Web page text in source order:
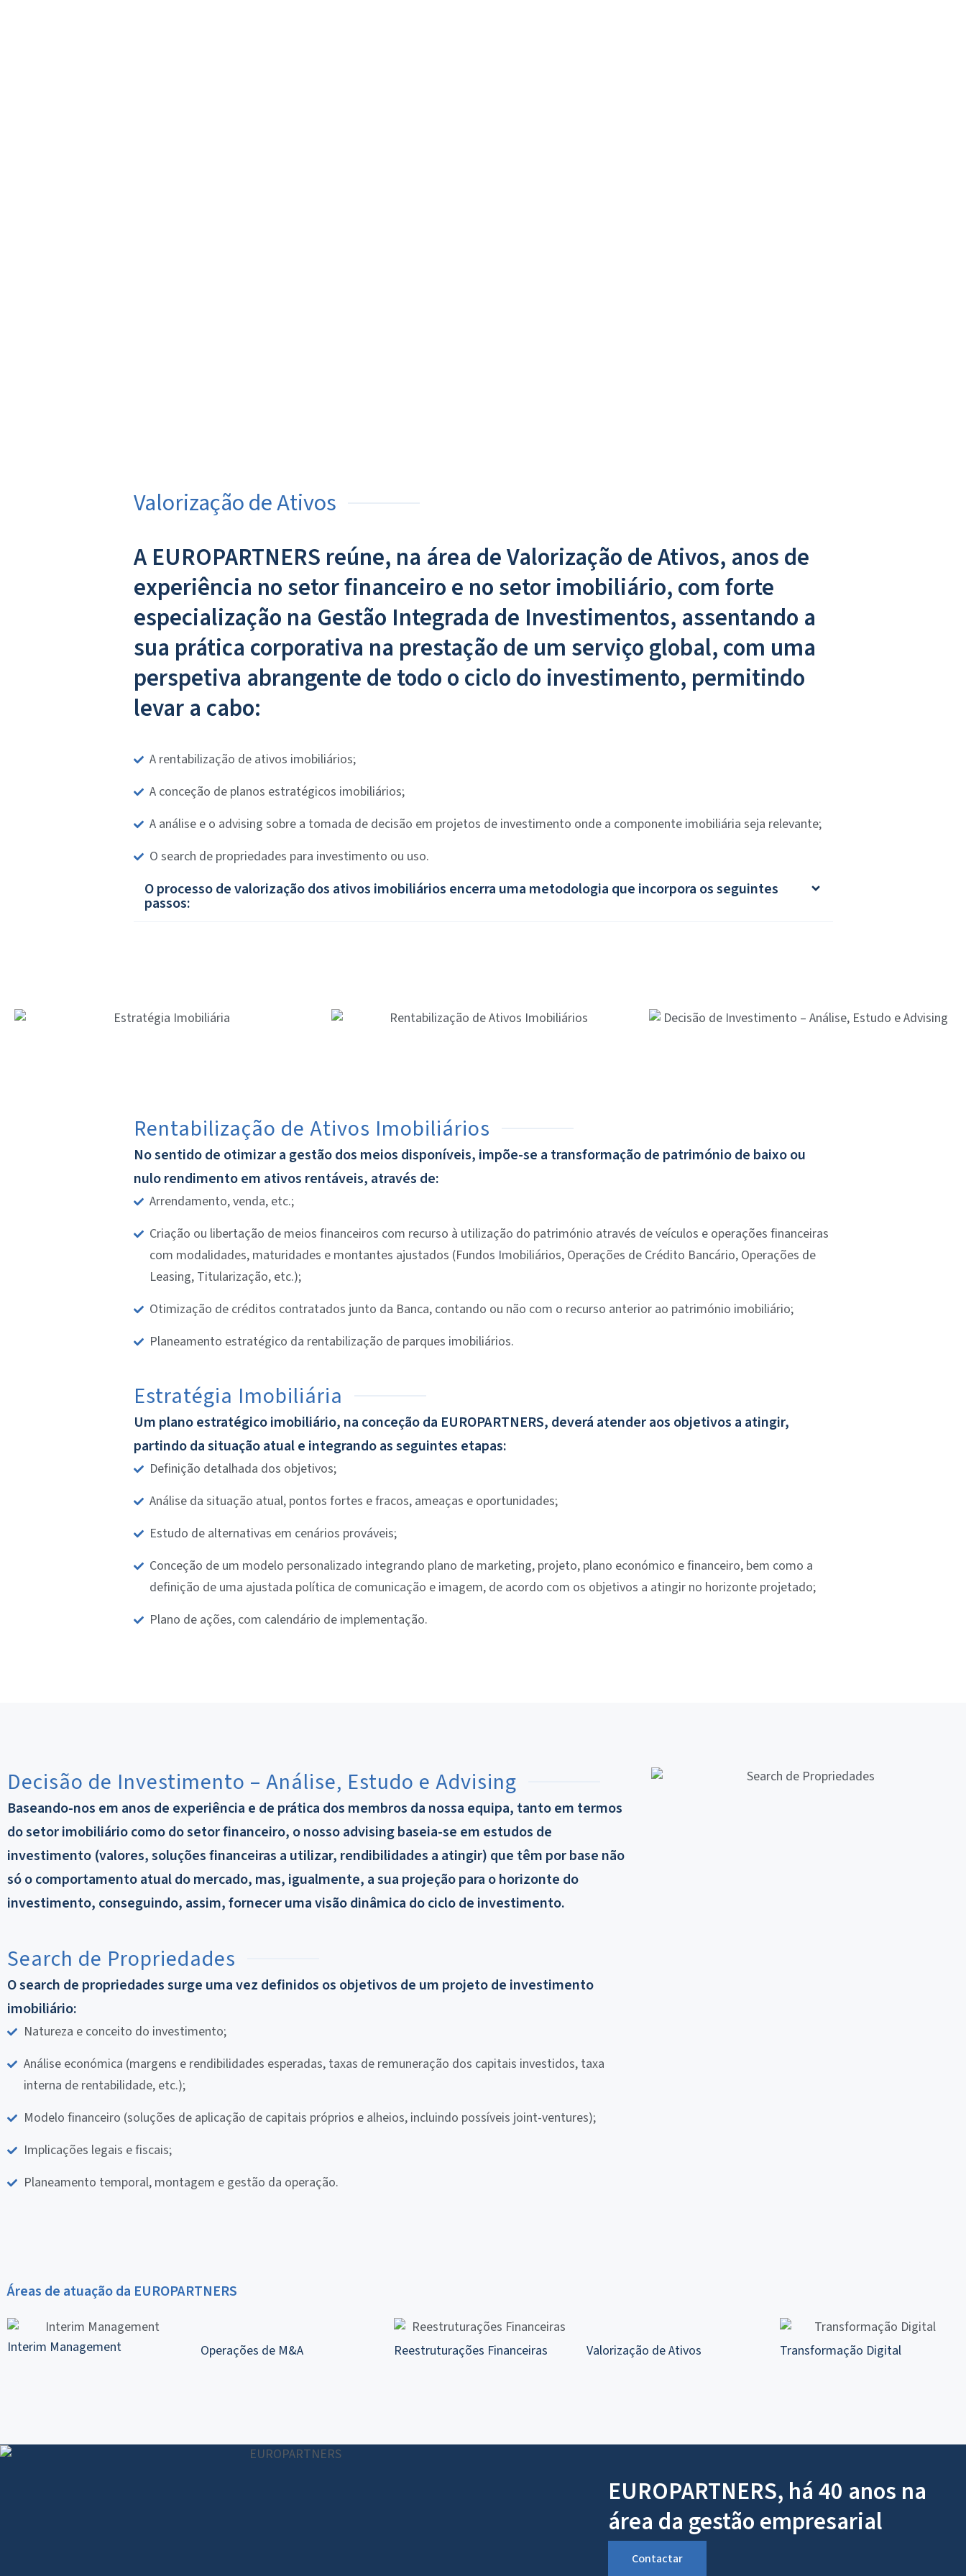
Valorização de Ativos
A EUROPARTNERS reúne, na área de Valorização de Ativos, anos de
experiência no setor financeiro e no setor imobiliário, com forte
especialização na Gestão Integrada de Investimentos, assentando a
sua prática corporativa na prestação de um serviço global, com uma
perspetiva abrangente de todo o ciclo do investimento, permitindo
levar a cabo:
A rentabilização de ativos imobiliários;
A conceção de planos estratégicos imobiliários;
A análise e o advising sobre a tomada de decisão em projetos de investimento onde a componente imobiliária seja relevante;
O search de propriedades para investimento ou uso.
O processo de valorização dos ativos imobiliários encerra uma metodologia que incorpora os seguintes
passos:
Rentabilização de Ativos Imobiliários
No sentido de otimizar a gestão dos meios disponíveis, impõe-se a transformação de património de baixo ou
nulo rendimento em ativos rentáveis, através de:
Arrendamento, venda, etc.;
Criação ou libertação de meios financeiros com recurso à utilização do património através de veículos e operações financeiras
com modalidades, maturidades e montantes ajustados (Fundos Imobiliários, Operações de Crédito Bancário, Operações de
Leasing, Titularização, etc.);
Otimização de créditos contratados junto da Banca, contando ou não com o recurso anterior ao património imobiliário;
Planeamento estratégico da rentabilização de parques imobiliários.
Estratégia Imobiliária
Um plano estratégico imobiliário, na conceção da EUROPARTNERS, deverá atender aos objetivos a atingir,
partindo da situação atual e integrando as seguintes etapas:
Definição detalhada dos objetivos;
Análise da situação atual, pontos fortes e fracos, ameaças e oportunidades;
Estudo de alternativas em cenários prováveis;
Conceção de um modelo personalizado integrando plano de marketing, projeto, plano económico e financeiro, bem como a
definição de uma ajustada política de comunicação e imagem, de acordo com os objetivos a atingir no horizonte projetado;
Plano de ações, com calendário de implementação.
Decisão de Investimento – Análise, Estudo e Advising
Baseando-nos em anos de experiência e de prática dos membros da nossa equipa, tanto em termos
do setor imobiliário como do setor financeiro, o nosso advising baseia-se em estudos de
investimento (valores, soluções financeiras a utilizar, rendibilidades a atingir) que têm por base não
só o comportamento atual do mercado, mas, igualmente, a sua projeção para o horizonte do
investimento, conseguindo, assim, fornecer uma visão dinâmica do ciclo de investimento.
Search de Propriedades
O search de propriedades surge uma vez definidos os objetivos de um projeto de investimento
imobiliário:
Natureza e conceito do investimento;
Análise económica (margens e rendibilidades esperadas, taxas de remuneração dos capitais investidos, taxa
interna de rentabilidade, etc.);
Modelo financeiro (soluções de aplicação de capitais próprios e alheios, incluindo possíveis joint-ventures);
Implicações legais e fiscais;
Planeamento temporal, montagem e gestão da operação.
Áreas de atuação da EUROPARTNERS
Interim Management Operações de M&A Reestruturações Financeiras Valorização de Ativos Transformação Digital
EUROPARTNERS, há 40 anos na
área da gestão empresarial
Contactar